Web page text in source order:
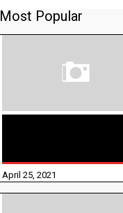
Most Popular
April 25, 2021